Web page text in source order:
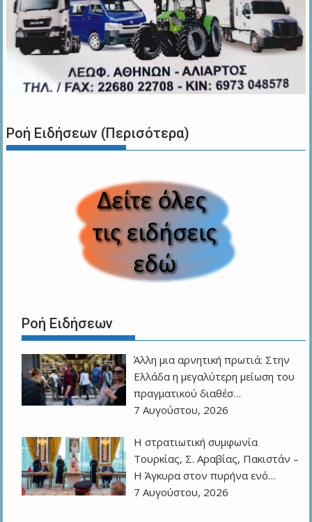
Ροή Ειδήσεων (Περισότερα)
Ροή Ειδήσεων
Άλλη μια αρνητική πρωτιά: Στην
Ελλάδα η μεγαλύτερη μείωση του
πραγματικού διαθέσ…
7 Αυγούστου, 2026
Η στρατιωτική συμφωνία
Τουρκίας, Σ. Αραβίας, Πακιστάν –
Η Άγκυρα στον πυρήνα ενό…
7 Αυγούστου, 2026